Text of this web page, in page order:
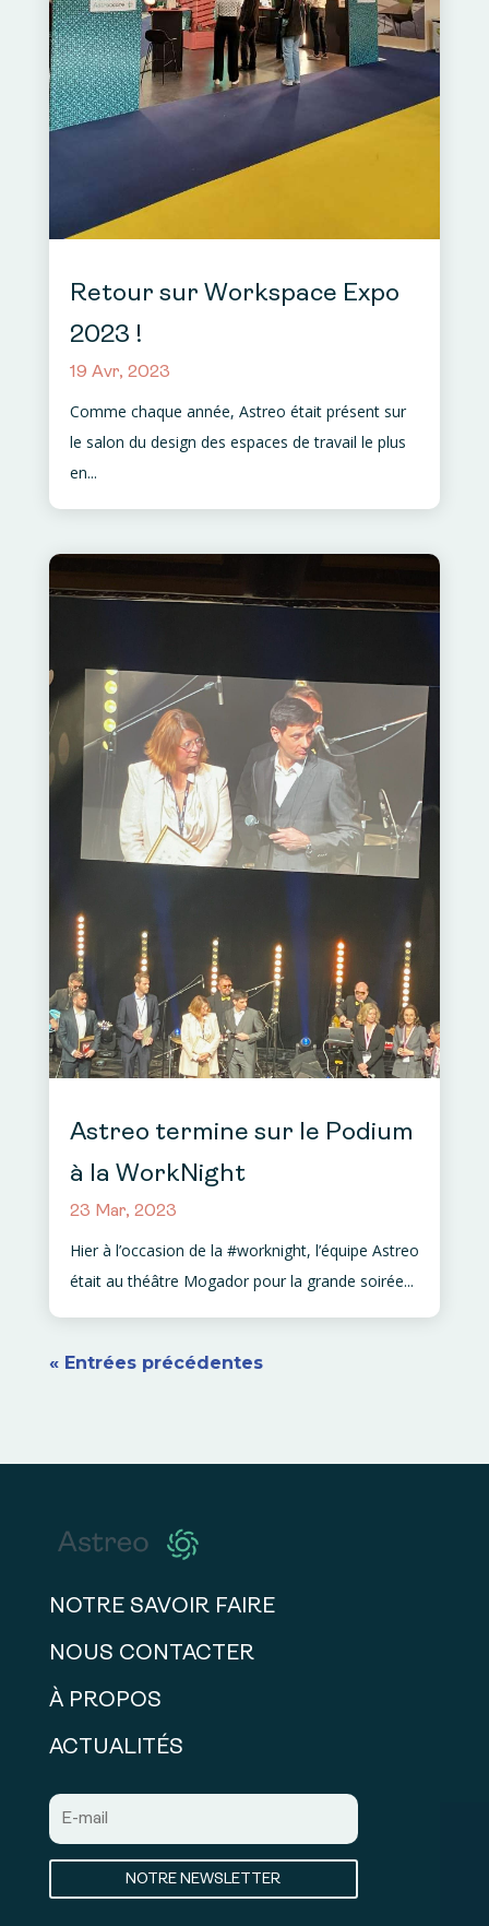
Retour sur Workspace Expo
2023 !
19 Avr, 2023
Comme chaque année, Astreo était présent sur
le salon du design des espaces de travail le plus
en...
Astreo termine sur le Podium
à la WorkNight
23 Mar, 2023
Hier à l’occasion de la #worknight, l’équipe Astreo
était au théâtre Mogador pour la grande soirée...
« Entrées précédentes
NOTRE SAVOIR FAIRE
NOUS CONTACTER
À PROPOS
ACTUALITÉS
NOTRE NEWSLETTER